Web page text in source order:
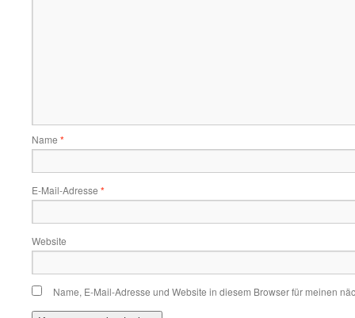
Name *
E-Mail-Adresse *
Website
Name, E-Mail-Adresse und Website in diesem Browser für meinen